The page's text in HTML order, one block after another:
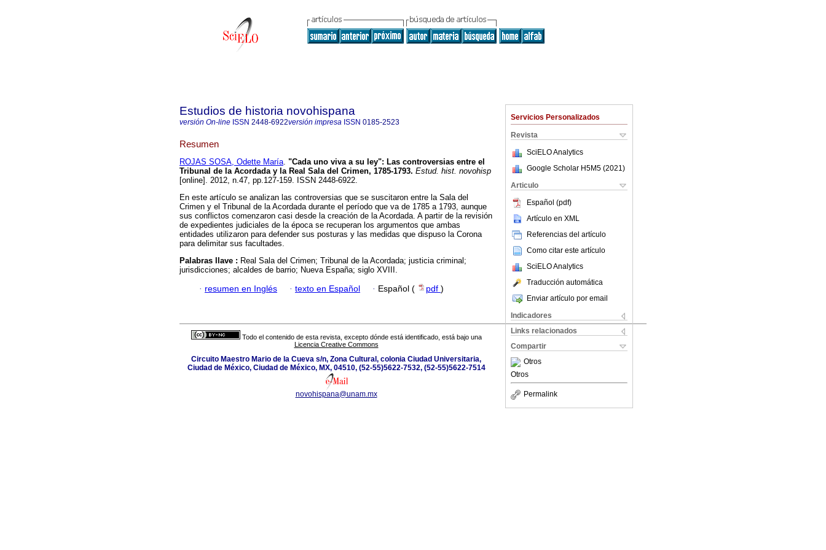
Servicios Personalizados
Revista
SciELO Analytics
Google Scholar H5M5 (2021 )
Articulo
Español (pdf)
Artículo en XML
Referencias del artículo
Como citar este artículo
SciELO Analytics
Traducción automática
Enviar artículo por email
Indicadores
Links relacionados
Compartir
Otros
Otros
Permalink
Estudios de historia novohispana
versión On-line ISSN 2448-6922versión impresa ISSN 0185-2523
Resumen
ROJAS SOSA, Odette María. "Cada uno viva a su ley": Las controversias entre el
Tribunal de la Acordada y la Real Sala del Crimen, 1785-1793. Estud. hist. novohisp
[online]. 2012, n.47, pp.127-159. ISSN 2448-6922.
En este artículo se analizan las controversias que se suscitaron entre la Sala del
Crimen y el Tribunal de la Acordada durante el período que va de 1785 a 1793, aunque
sus conflictos comenzaron casi desde la creación de la Acordada. A partir de la revisión
de expedientes judiciales de la época se recuperan los argumentos que ambas
entidades utilizaron para defender sus posturas y las medidas que dispuso la Corona
para delimitar sus facultades.
Palabras llave : Real Sala del Crimen; Tribunal de la Acordada; justicia criminal;
jurisdicciones; alcaldes de barrio; Nueva España; siglo XVIII.
· resumen en Inglés · texto en Español · Español ( pdf )
Todo el contenido de esta revista, excepto dónde está identificado, está bajo una
Licencia Creative Commons
Circuito Maestro Mario de la Cueva s/n, Zona Cultural, colonia Ciudad Universitaria,
Ciudad de México, Ciudad de México, MX, 04510, (52-55)5622-7532, (52-55)5622-7514
novohispana@unam.mx